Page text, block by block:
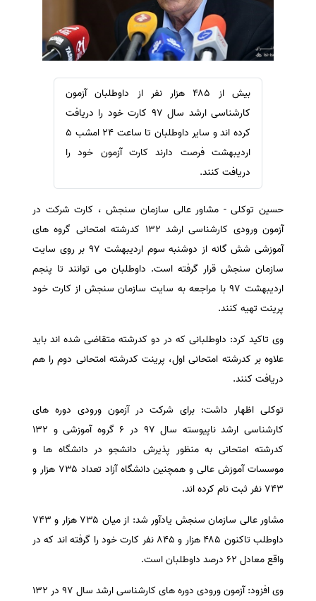
ترجمه عربی به فارسی
مشاهده همه زبان ها
سفارش ویرایش
سفارش پارافریز
سفارش فرمت‌بندی
سفارش کاهش کمیت
سفارش معرفی مجله
سفارش معرفی مقاله
سفارش معرفی کتاب
سفارش چکیده مبسوط
سفارش گویندگی
سفارش تولید محتوا
سفارش ترجمه همزمان
سفارش چکیده گرافیکی
سفارش تهیه کاورلتر
سفارش انگیزه‌نامه‌SOP
بیش از ۴۸۵ هزار نفر از داوطلبان آزمون
کارشناسی ارشد سال ۹۷ کارت خود را دریافت
کرده اند و سایر داوطلبان تا ساعت ۲۴ امشب ۵
اردیبهشت فرصت دارند کارت آزمون خود را
دریافت کنند.
حسین توکلی - مشاور عالی سازمان سنجش ، کارت شرکت در
آزمون ورودی کارشناسی ارشد ۱۳۲ کدرشته امتحانی گروه های
آموزشی شش گانه از دوشنبه سوم اردیبهشت ۹۷ بر روی سایت
سازمان سنجش قرار گرفته است. داوطلبان می توانند تا پنجم
اردیبهشت ۹۷ با مراجعه به سایت سازمان سنجش از کارت خود
پرینت تهیه کنند.
وی تاکید کرد: داوطلبانی که در دو کدرشته متقاضی شده اند باید
علاوه بر کدرشته امتحانی اول، پرینت کدرشته امتحانی دوم را هم
دریافت کنند.
توکلی اظهار داشت: برای شرکت در آزمون ورودی دوره های
کارشناسی ارشد ناپیوسته سال ۹۷ در ۶ گروه آموزشی و ۱۳۲
کدرشته امتحانی به منظور پذیرش دانشجو در دانشگاه ها و
موسسات آموزش عالی و همچنین دانشگاه آزاد تعداد ۷۳۵ هزار و
۷۴۳ نفر ثبت نام کرده اند.
مشاور عالی سازمان سنجش یادآور شد: از میان ۷۳۵ هزار و ۷۴۳
داوطلب تاکنون ۴۸۵ هزار و ۸۴۵ نفر کارت خود را گرفته اند که در
واقع معادل ۶۲ درصد داوطلبان است.
وی افزود: آزمون ورودی دوره های کارشناسی ارشد سال ۹۷ در ۱۳۲